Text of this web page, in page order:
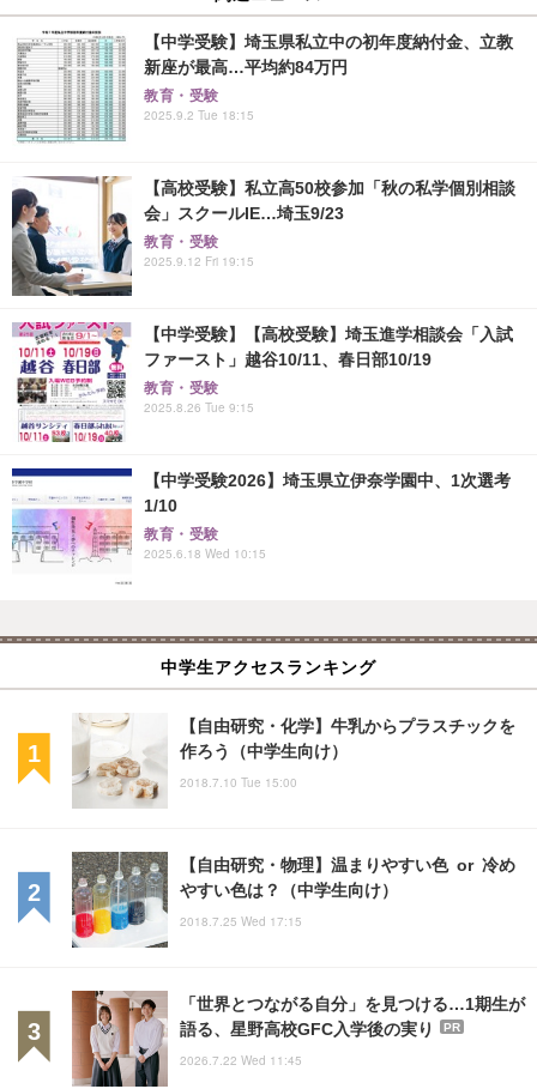
【中学受験】埼玉県私立中の初年度納付金、立教
新座が最高…平均約84万円
教育・受験
2025.9.2 Tue 18:15
【高校受験】私立高50校参加「秋の私学個別相談
会」スクールIE…埼玉9/23
教育・受験
2025.9.12 Fri 19:15
【中学受験】【高校受験】埼玉進学相談会「入試
ファースト」越谷10/11、春日部10/19
教育・受験
2025.8.26 Tue 9:15
【中学受験2026】埼玉県立伊奈学園中、1次選考
1/10
教育・受験
2025.6.18 Wed 10:15
中学生アクセスランキング
【自由研究・化学】牛乳からプラスチックを
作ろう（中学生向け）
2018.7.10 Tue 15:00
【自由研究・物理】温まりやすい色 or 冷め
やすい色は？（中学生向け）
2018.7.25 Wed 17:15
「世界とつながる自分」を見つける…1期生が
語る、星野高校GFC入学後の実り
PR
2026.7.22 Wed 11:45